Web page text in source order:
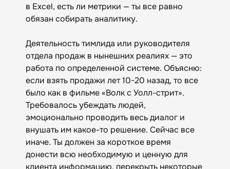
в Excel, есть ли метрики — ты все равно
обязан собирать аналитику.
Деятельность тимлида или руководителя
отдела продаж в нынешних реалиях — это
работа по определенной системе. Объясню:
если взять продажи лет 10-20 назад, то все
было как в фильме «Волк с Уолл-стрит».
Требовалось убеждать людей,
эмоционально проводить весь диалог и
внушать им какое-то решение. Сейчас все
иначе. Ты должен за короткое время
донести всю необходимую и ценную для
клиента информацию, перекрыть некоторые